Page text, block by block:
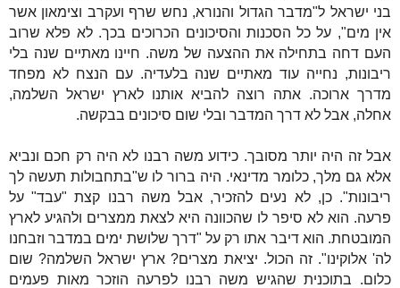
בני ישראל ל"מדבר הגדול והנורא, נחש שרף ועקרב וצימאון אשר
אין מים", על כל הסכנות והסיכונים הכרוכים בכך. לא פלא שרוב
העם דחה בתחילה את ההצעה של משה. חיינו מאתיים שנה בלי
ריבונות, נחייה עוד מאתיים שנה בלעדיה. עם הנצח לא מפחד
מדרך ארוכה. אתה רוצה להביא אותנו לארץ ישראל השלמה,
אחלה, אבל לא דרך המדבר ובלי שום סיכונים בבקשה.
אבל זה היה יותר מסובך. כידוע משה רבנו לא היה רק חכם ונביא
אלא גם מלך, כלומר מדינאי. היה ברור לו ש"בתחבולות תעשה לך
ריבונות". כן, לא נעים להזכיר, אבל משה רבנו קצת "עבד" על
פרעה. הוא לא סיפר לו שהכוונה היא לצאת ממצרים ולהגיע לארץ
המובטחת. הוא דיבר אתו רק על "דרך שלושת ימים במדבר וזבחנו
לה' אלוקינו". זה הכול. יציאת מצרים? ארץ ישראל השלמה? שום
כלום. בתוכנית שהגיש משה רבנו לפרעה הוזכר מאות פעמים